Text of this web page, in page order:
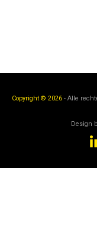
Copyright © 2026 - Alle
Design